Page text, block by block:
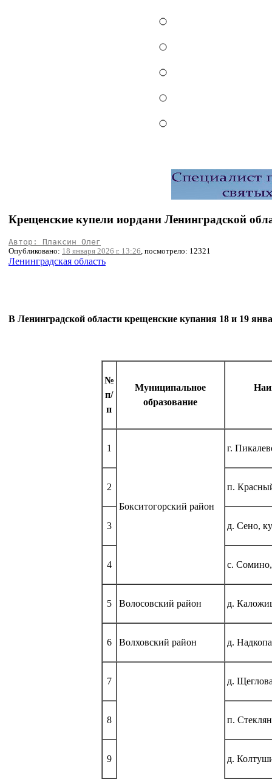
Крещенские купели иордани Ленинградской
Автор: Плаксин Олег
Опубликовано: 18 января 2026 г. 13:26, посмотрело: 12321
Ленинградская область
В Ленинградской области крещенские купания 18 и 19
№
п/
п
Муниципальное
образование
1
Бокситогорский район
г.
2 п.
3 д. Сено,
4 с.
5 Волосовский район д.
6 Волховский район д.
7 д.
8 п.
9 д.